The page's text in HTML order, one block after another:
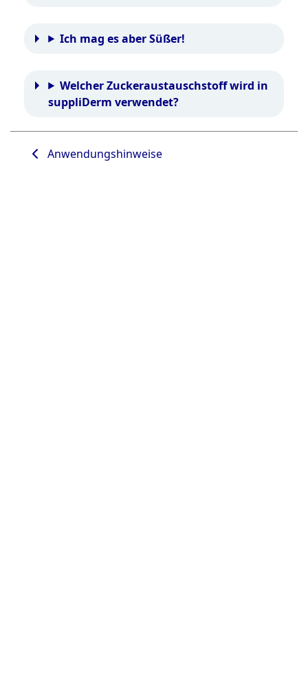
Ich mag es aber Süßer!
Welcher Zuckeraustauschstoff wird in
suppliDerm verwendet?
Anwendungshinweise